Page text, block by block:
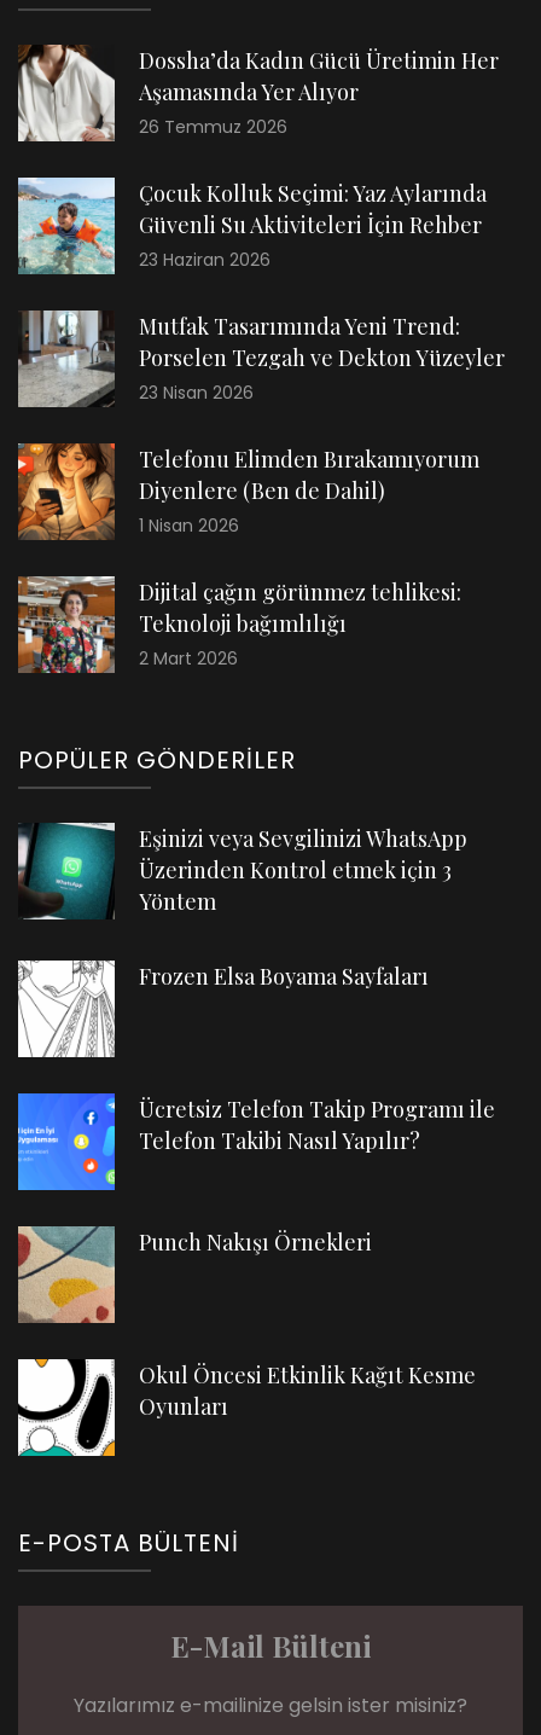
Dossha’da Kadın Gücü Üretimin Her
Aşamasında Yer Alıyor
26 Temmuz 2026
Çocuk Kolluk Seçimi: Yaz Aylarında
Güvenli Su Aktiviteleri İçin Rehber
23 Haziran 2026
Mutfak Tasarımında Yeni Trend:
Porselen Tezgah ve Dekton Yüzeyler
23 Nisan 2026
Telefonu Elimden Bırakamıyorum
Diyenlere (Ben de Dahil)
1 Nisan 2026
Dijital çağın görünmez tehlikesi:
Teknoloji bağımlılığı
2 Mart 2026
POPÜLER GÖNDERILER
Eşinizi veya Sevgilinizi WhatsApp
Üzerinden Kontrol etmek için 3
Yöntem
Frozen Elsa Boyama Sayfaları
Ücretsiz Telefon Takip Programı ile
Telefon Takibi Nasıl Yapılır?
Punch Nakışı Örnekleri
Okul Öncesi Etkinlik Kağıt Kesme
Oyunları
E-POSTA BÜLTENI
E-Mail Bülteni
Yazılarımız e-mailinize gelsin ister misiniz?